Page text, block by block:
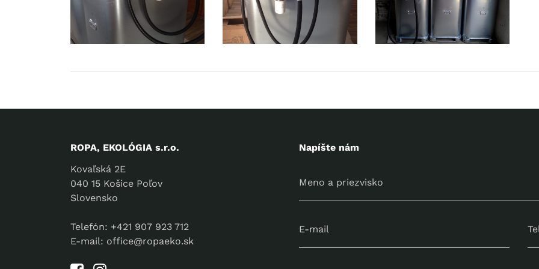
Napíšte nám
Meno a priezvisko
E-mail
ROPA, EKOLÓGIA s.r.o.
Kovaľská 2E
040 15 Košice Poľov
Slovensko
Telefón: +421 907 923 712
E-mail: office@ropaeko.sk